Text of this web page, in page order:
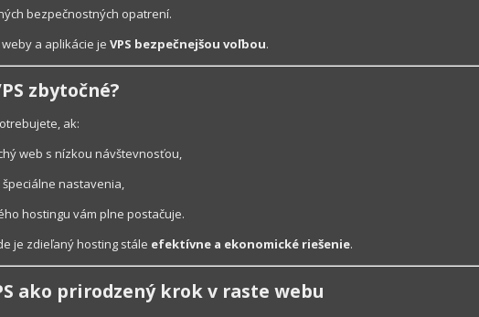
bezpečnostných opatrení.
a aplikácie jeVPS bezpečnejšou voľbou.
zbytočné?
ak:
web s nízkou návštevnosťou,
nastavenia,
hostingu vám plne postačuje.
je zdieľaný hosting stále efektívne a ekonomické riešenie.
ako prirodzený krok v raste webu